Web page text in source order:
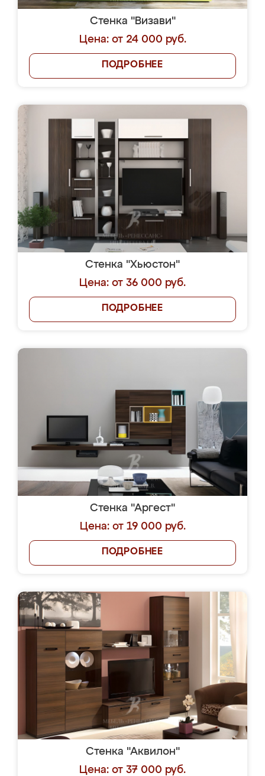
Стенка "Визави"
Цена: от 24 000 руб.
ПОДРОБНЕЕ
Стенка "Хьюстон"
Цена: от 36 000 руб.
ПОДРОБНЕЕ
Стенка "Аргест"
Цена: от 19 000 руб.
ПОДРОБНЕЕ
Стенка "Аквилон"
Цена: от 37 000 руб.